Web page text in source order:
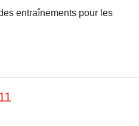
entraînements pour les